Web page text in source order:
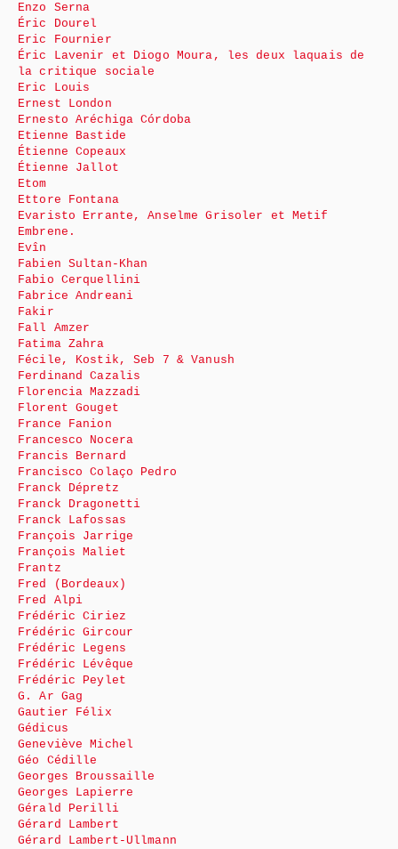
Enzo Serna
Éric Dourel
Eric Fournier
Éric Lavenir et Diogo Moura, les deux laquais de
la critique sociale
Eric Louis
Ernest London
Ernesto Aréchiga Córdoba
Etienne Bastide
Étienne Copeaux
Étienne Jallot
Etom
Ettore Fontana
Evaristo Errante, Anselme Grisoler et Metif
Embrene.
Evîn
Fabien Sultan-Khan
Fabio Cerquellini
Fabrice Andreani
Fakir
Fall Amzer
Fatima Zahra
Fécile, Kostik, Seb 7 & Vanush
Ferdinand Cazalis
Florencia Mazzadi
Florent Gouget
France Fanion
Francesco Nocera
Francis Bernard
Francisco Colaço Pedro
Franck Dépretz
Franck Dragonetti
Franck Lafossas
François Jarrige
François Maliet
Frantz
Fred (Bordeaux)
Fred Alpi
Frédéric Ciriez
Frédéric Gircour
Frédéric Legens
Frédéric Lévêque
Frédéric Peylet
G. Ar Gag
Gautier Félix
Gédicus
Geneviève Michel
Géo Cédille
Georges Broussaille
Georges Lapierre
Gérald Perilli
Gérard Lambert
Gérard Lambert-Ullmann